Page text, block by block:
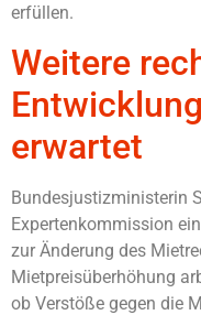
erfüllen.
Weitere
erwartet
Bundesjustizministerin
Expertenkommission
zur Änderung des
Mietpreisüberhöhung
ob Verstöße gegen die